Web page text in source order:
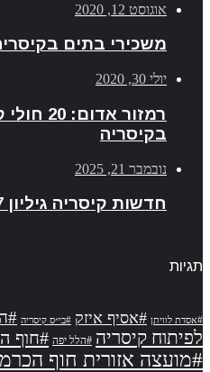
אוגוסט 12, 2020
משכירי בתים
יולי 30, 2020
רמזור
בקיסריה
נובמבר 21, 2025
חדשות קיסריה גיליון 647
תגיות
#אסדת לוויתן #אסיף איזק #בי״ס קיסריה
לפיתוח קיסריה #הלל יפה #חוף
#מועצה אזורית חוף